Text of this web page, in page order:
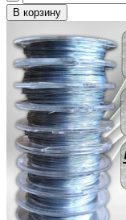
В корзину